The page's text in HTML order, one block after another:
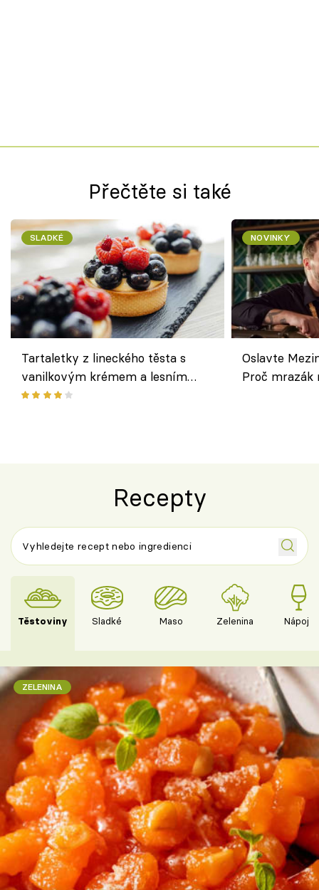
Přečtěte si také
SLADKÉ
Tartaletky z lineckého těsta s
vanilkovým krémem a lesním
ovocem podle Bread Society
NOVINKY
Oslavte
Proč
Recepty
Těstoviny Sladké Maso Zelenina Nápoje
ZELENINA